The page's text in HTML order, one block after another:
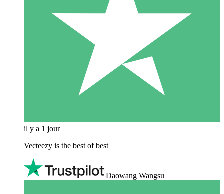
il y a 1 jour
Vecteezy is the best of best
Daowang Wangsu